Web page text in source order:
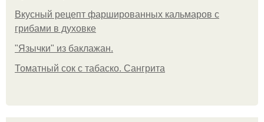
Вкусный рецепт фаршированных кальмаров с
грибами в духовке
"Язычки" из баклажан.
Томатный сок с табаско. Сангрита